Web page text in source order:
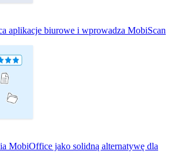
aplikacje biurowe i wprowadza MobiScan
MobiOffice jako solidną alternatywę dla